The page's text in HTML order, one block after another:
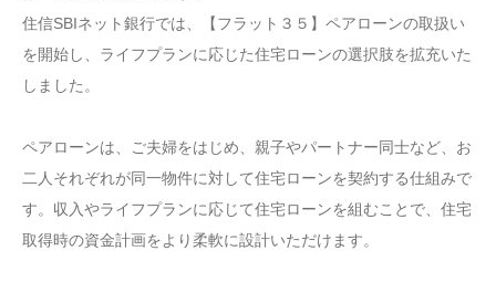
住信SBIネット銀行では、【フラット３５】ペアローンの取扱い
を開始し、ライフプランに応じた住宅ローンの選択肢を拡充いた
しました。
ペアローンは、ご夫婦をはじめ、親子やパートナー同士など、お
二人それぞれが同一物件に対して住宅ローンを契約する仕組みで
す。収入やライフプランに応じて住宅ローンを組むことで、住宅
取得時の資金計画をより柔軟に設計いただけます。